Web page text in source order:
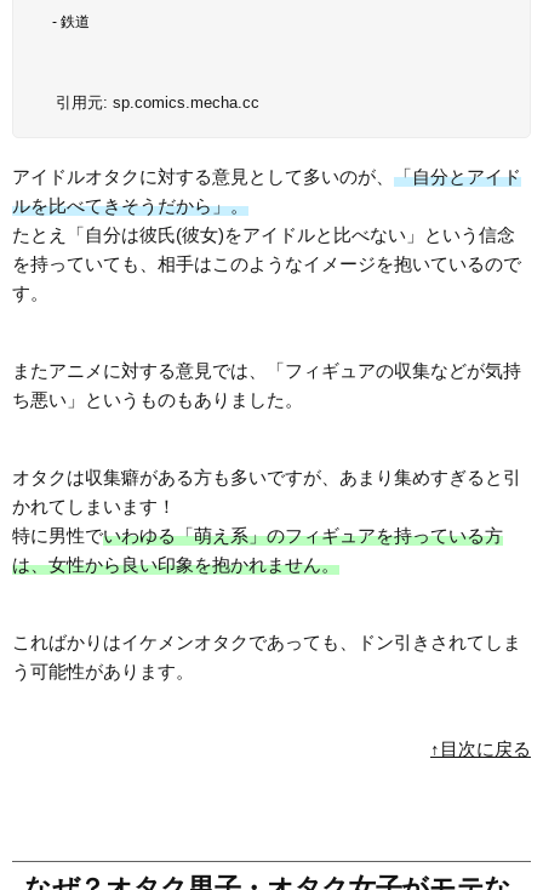
- 鉄道
引用元: sp.comics.mecha.cc
アイドルオタクに対する意見として多いのが、 「自分とアイド
ルを比べてきそうだから」。
たとえ「自分は彼氏(彼女)をアイドルと比べない」という信念
を持っていても、相手はこのようなイメージを抱いているので
す。
またアニメに対する意見では、「フィギュアの収集などが気持
ち悪い」というものもありました。
オタクは収集癖がある方も多いですが、あまり集めすぎると引
かれてしまいます！
特に男性でいわゆる「萌え系」のフィギュアを持っている方
は、女性から良い印象を抱かれません。
こればかりはイケメンオタクであっても、ドン引きされてしま
う可能性があります。
↑目次に戻る